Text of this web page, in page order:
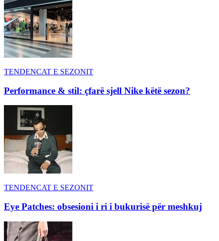
TENDENCAT E SEZONIT
Performance & stil: çfarë sjell Nike këtë sezon?
TENDENCAT E SEZONIT
Eye Patches: obsesioni i ri i bukurisë për meshkuj